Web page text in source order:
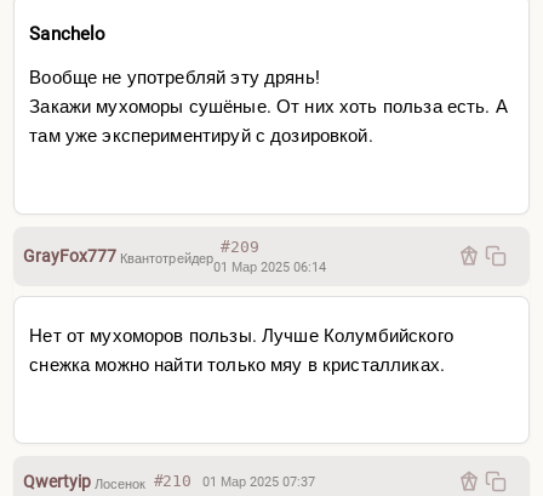
Sanchelo
Вообще не употребляй эту дрянь!
Закажи мухоморы сушёные. От них хоть польза есть. А
там уже экспериментируй с дозировкой.
GrayFox777 Квантотрейдер
#209
01 Мар 2025 06:14
Нет от мухоморов пользы. Лучше Колумбийского
снежка можно найти только мяу в кристалликах.
QwertyipЛосенок #210 01 Мар 2025 07:37